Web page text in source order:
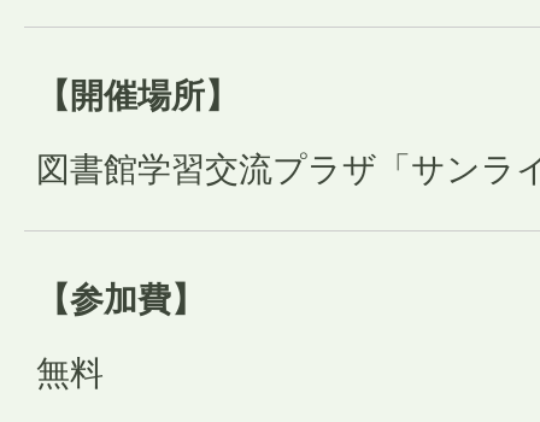
【開催場所】
図書館学習交流プラザ「サンラ
【参加費】
無料